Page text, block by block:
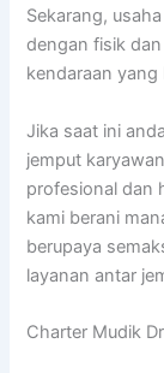
Sekarang,
dengan fisik
kendaraan
Jika saat ini
jemput
profesional dan
kami berani
berupaya
layanan antar
Charter Mudik